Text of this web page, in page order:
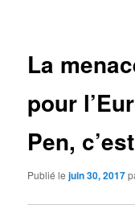
La
pour
Pen,
Publié lejuin 30, 2017